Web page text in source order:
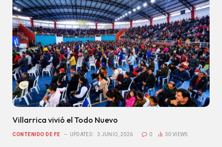
Villarrica vivió el Todo Nuevo
CONTENIDO DE FE UPDATED: 3 JUNIO, 2026 0 30 VIEWS